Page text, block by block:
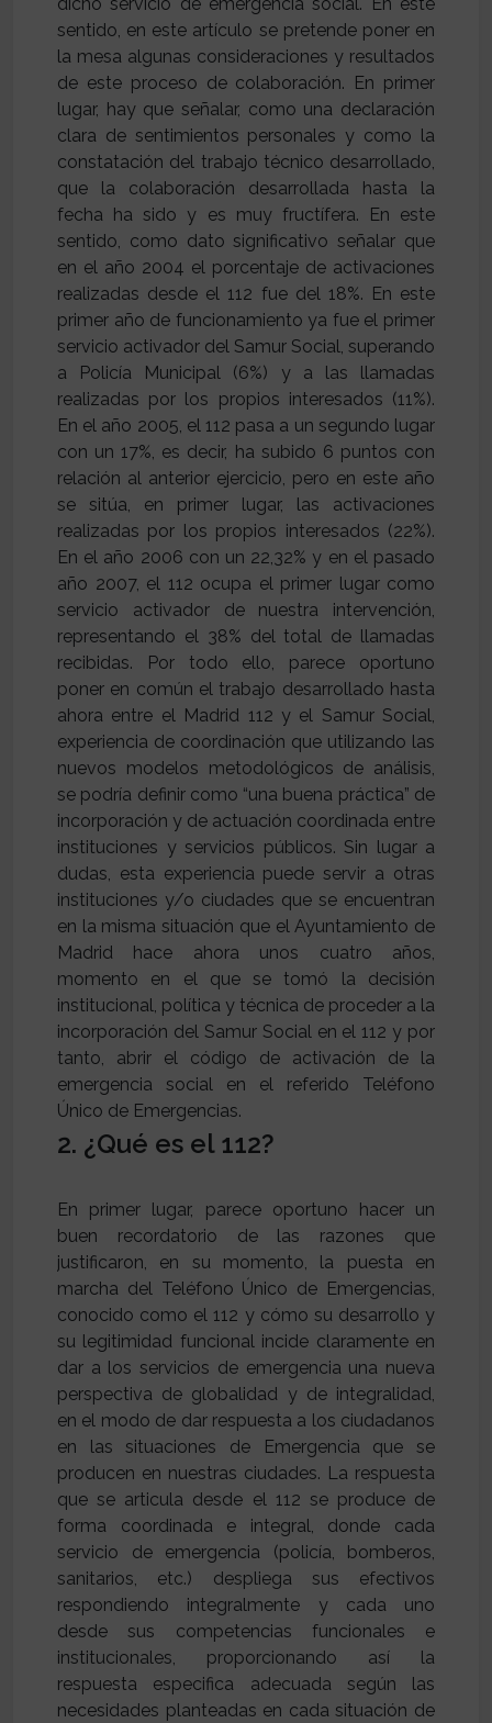
sentido, en este artículo se pretende poner en
la mesa algunas consideraciones y resultados
de este proceso de colaboración. En primer
lugar, hay que señalar, como una declaración
clara de sentimientos personales y como la
constatación del trabajo técnico desarrollado,
que la colaboración desarrollada hasta la
fecha ha sido y es muy fructífera. En este
sentido, como dato significativo señalar que
en el año 2004 el porcentaje de activaciones
realizadas desde el 112 fue del 18%. En este
primer año de funcionamiento ya fue el primer
servicio activador del Samur Social, superando
a Policía Municipal (6%) y a las llamadas
realizadas por los propios interesados (11%).
En el año 2005, el 112 pasa a un segundo lugar
con un 17%, es decir, ha subido 6 puntos con
relación al anterior ejercicio, pero en este año
se sitúa, en primer lugar, las activaciones
realizadas por los propios interesados (22%).
En el año 2006 con un 22,32% y en el pasado
año 2007, el 112 ocupa el primer lugar como
servicio activador de nuestra intervención,
representando el 38% del total de llamadas
recibidas. Por todo ello, parece oportuno
poner en común el trabajo desarrollado hasta
ahora entre el Madrid 112 y el Samur Social,
experiencia de coordinación que utilizando las
nuevos modelos metodológicos de análisis,
se podría definir como “una buena práctica” de
incorporación y de actuación coordinada entre
instituciones y servicios públicos. Sin lugar a
dudas, esta experiencia puede servir a otras
instituciones y/o ciudades que se encuentran
en la misma situación que el Ayuntamiento de
Madrid hace ahora unos cuatro años,
momento en el que se tomó la decisión
institucional, política y técnica de proceder a la
incorporación del Samur Social en el 112 y por
tanto, abrir el código de activación de la
emergencia social en el referido Teléfono
Único de Emergencias.
2. ¿Qué es el 112?
En primer lugar, parece oportuno hacer un
buen recordatorio de las razones que
justificaron, en su momento, la puesta en
marcha del Teléfono Único de Emergencias,
conocido como el 112 y cómo su desarrollo y
su legitimidad funcional incide claramente en
dar a los servicios de emergencia una nueva
perspectiva de globalidad y de integralidad,
en el modo de dar respuesta a los ciudadanos
en las situaciones de Emergencia que se
producen en nuestras ciudades. La respuesta
que se articula desde el 112 se produce de
forma coordinada e integral, donde cada
servicio de emergencia (policía, bomberos,
sanitarios, etc.) despliega sus efectivos
respondiendo integralmente y cada uno
desde sus competencias funcionales e
institucionales, proporcionando así la
respuesta especifica adecuada según las
necesidades planteadas en cada situación de